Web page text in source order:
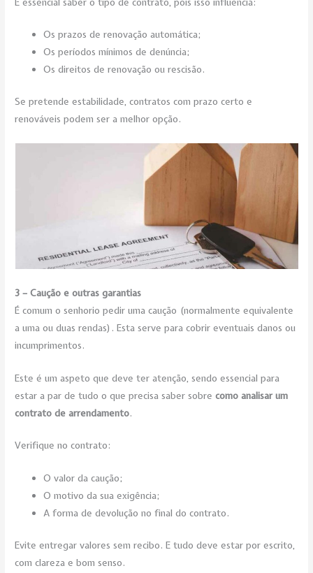
Os prazos de renovação automática;
Os períodos mínimos de denúncia;
Os direitos de renovação ou rescisão.
Se pretende estabilidade, contratos com prazo certo e
renováveis podem ser a melhor opção.
3 – Caução e outras garantias
É comum o senhorio pedir uma caução (normalmente equivalente
a uma ou duas rendas). Esta serve para cobrir eventuais danos ou
incumprimentos.
Este é um aspeto que deve ter atenção, sendo essencial para
estar a par de tudo o que precisa saber sobrecomo analisar um
contrato de arrendamento.
Verifique no contrato:
O valor da caução;
O motivo da sua exigência;
A forma de devolução no final do contrato.
Evite entregar valores sem recibo. E tudo deve estar por escrito,
com clareza e bom senso.